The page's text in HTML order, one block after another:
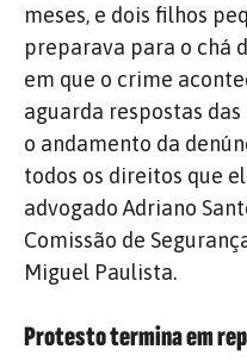
meses, e dois filhos
preparava para o chá
em que o crime
aguarda respostas
o andamento da
todos os direitos que
advogado Adriano
Comissão de
Miguel Paulista.
Protesto termina em